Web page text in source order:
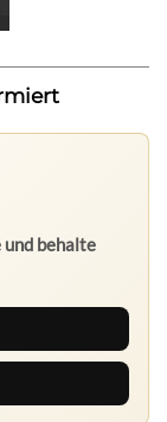
behalte